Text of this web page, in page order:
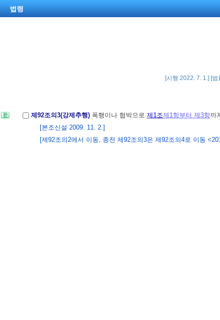
법령
[시행 2022. 7. 1.] [
제92조의3(강제추행) 폭행이나 협박으로 제1조제1항부터 제3항까
[본조신설 2009. 11. 2.]
[제92조의2에서 이동, 종전 제92조의3은 제92조의4로 이동